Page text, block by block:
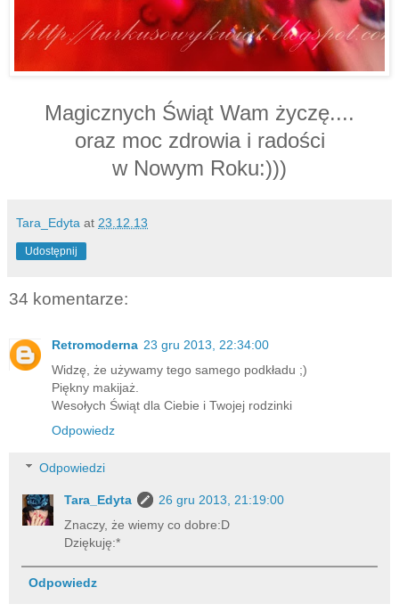
Magicznych Świąt Wam życzę....
oraz moc zdrowia i radości
w Nowym Roku:)))
Tara_Edyta at 23.12.13
Udostępnij
34 komentarze:
Retromoderna 23 gru 2013, 22:34:00
Widzę, że używamy tego samego podkładu ;)
Piękny makijaż.
Wesołych Świąt dla Ciebie i Twojej rodzinki
Odpowiedz
Odpowiedzi
Tara_Edyta
26 gru 2013, 21:19:00
Znaczy, że wiemy co dobre:D
Dziękuję:*
Odpowiedz